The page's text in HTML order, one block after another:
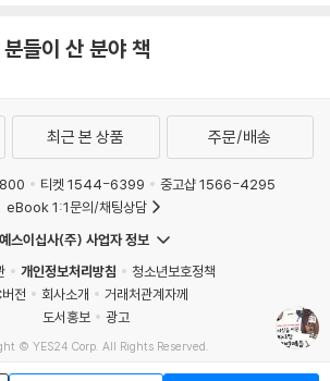
들이 산 분야 책
최근 본 상품 주문/배송
티켓 1544-6399
중고샵 1566-4295
eBook 1:1문의/채팅상담
예스이십사(주) 사업자 정보
개인정보처리방침
청소년보호정책
전
회사소개
거래처관계자께
도서홍보
광고
© YES24 Corp. All Rights Reserved.